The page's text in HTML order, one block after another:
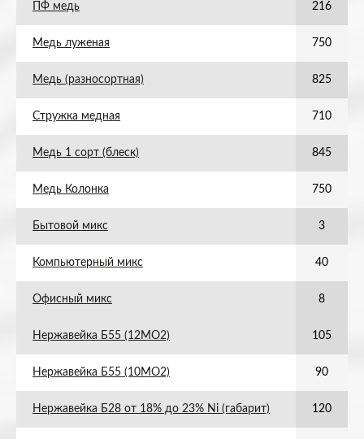
ПФ медь 216
Медь луженая 750
Медь (разносортная) 825
Стружка медная 710
Медь 1 сорт (блеск) 845
Медь Колонка 750
Бытовой микс 3
Компьютерный микс 40
Офисный микс 8
Нержавейка Б55 (12МО2) 105
Нержавейка Б55 (10МО2) 90
Нержавейка Б28 от 18% до 23% Ni (габарит) 120